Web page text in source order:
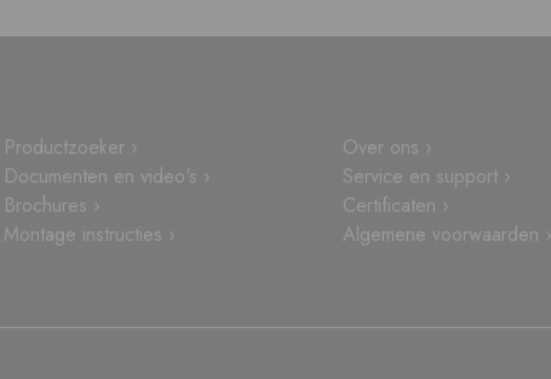
Productzoeker ›
Documenten en video's ›
Brochures ›
Montage instructies ›
Over ons ›
Service en support ›
Certificaten ›
Algemene voorwaarden ›